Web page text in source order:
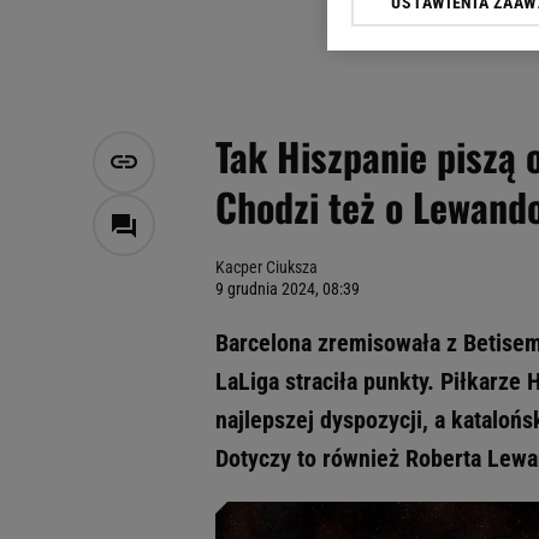
Tak Hiszpanie
Chodzi też o
Kacper Ciuksza
9 grudnia 2024, 08:39
Barcelona zremisowała z
LaLiga straciła punkty.
najlepszej dyspozycji, a
Dotyczy to również Roberta
Klikając „Akceptuję”
Zaufanych Partnerów i
My, nasi Zaufani
Użycie dokładnych
Przechowywanie